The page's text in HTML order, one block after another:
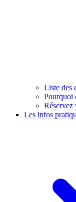
Liste des
Pourquoi
Réservez
Les infos